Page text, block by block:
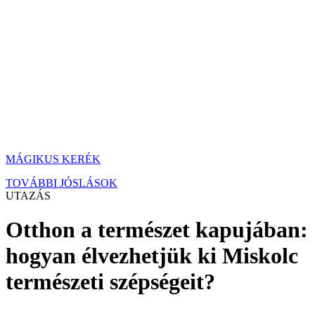
MÁGIKUS KERÉK
TOVÁBBI JÓSLÁSOK
UTAZÁS
Otthon a természet kapujában:
hogyan élvezhetjük ki Miskolc
természeti szépségeit?